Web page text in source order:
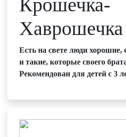
Крошечка-
Хаврошечка
Есть на свете люди хорошие,
и такие, которые своего
Рекомендован для детей с 3